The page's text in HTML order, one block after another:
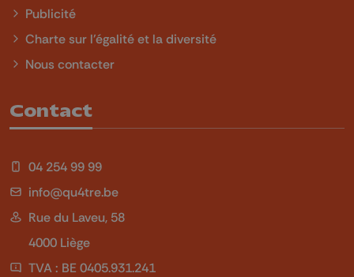
Publicité
Charte sur l'égalité et la diversité
Nous contacter
Contact
04 254 99 99
info@qu4tre.be
Rue du Laveu, 58
4000 Liège
TVA : BE 0405.931.241